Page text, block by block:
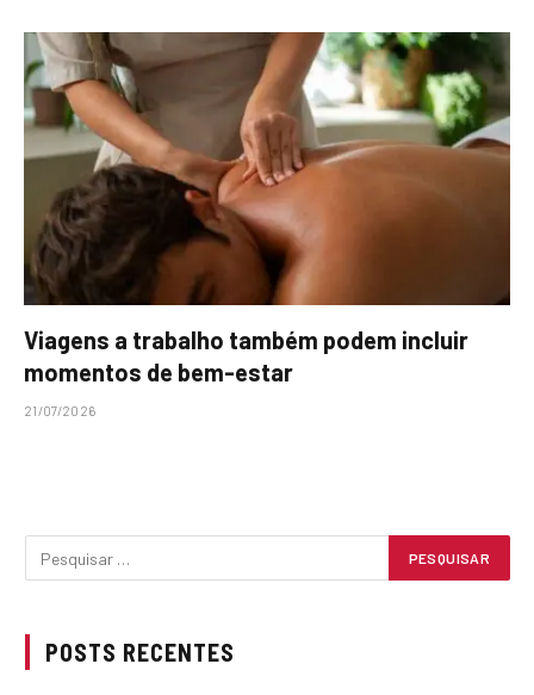
Viagens a trabalho também podem incluir
momentos de bem-estar
21/07/2026
POSTS RECENTES